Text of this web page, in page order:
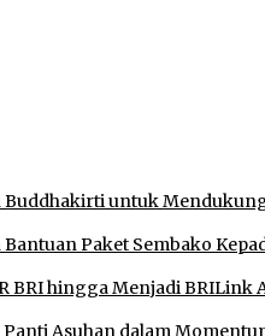
Buddhakirti untuk
Paket Sembako
BRI hingga Menjadi BRILink
Asuhan dalam